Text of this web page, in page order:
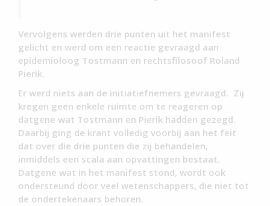
Vervolgens werden drie punten uit het manifest
gelicht en werd om een reactie gevraagd aan
epidemioloog Tostmann en rechtsfilosoof Roland
Pierik.
Er werd niets aan de initiatiefnemers gevraagd. Zij
kregen geen enkele ruimte om te reageren op
datgene wat Tostmann en Pierik hadden gezegd.
Daarbij ging de krant volledig voorbij aan het feit
dat over die drie punten die zij behandelen,
inmiddels een scala aan opvattingen bestaat.
Datgene wat in het manifest stond, wordt ook
ondersteund door veel wetenschappers, die niet tot
de ondertekenaars behoren.